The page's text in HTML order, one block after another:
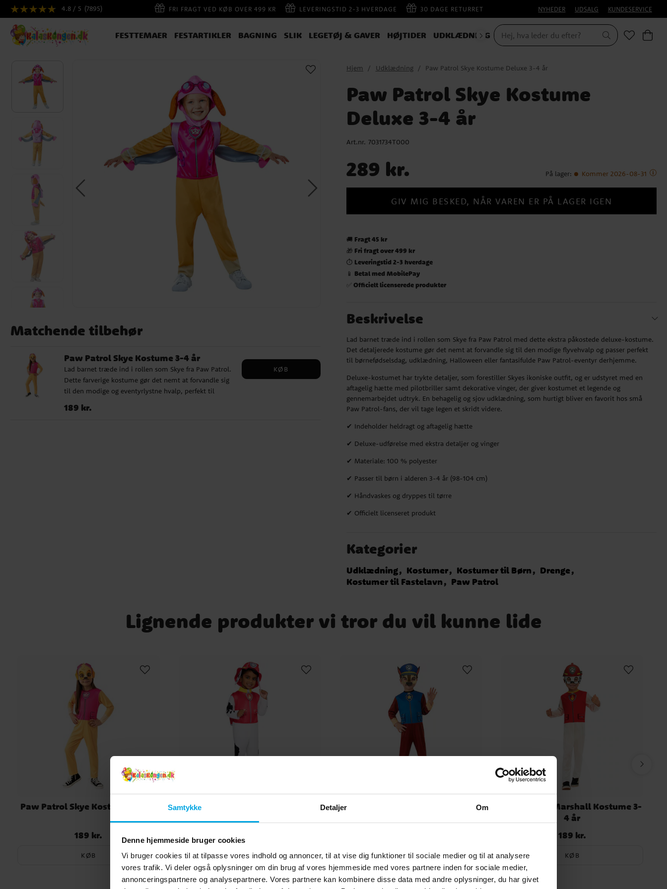
Samtykke Detaljer Om
Denne hjemmeside bruger cookies
Vi bruger cookies til at tilpasse vores indhold og annoncer, til at vise dig funktioner til sociale medier og til at analysere
vores trafik. Vi deler også oplysninger om din brug af vores hjemmeside med vores partnere inden for sociale medier,
annonceringspartnere og analysepartnere. Vores partnere kan kombinere disse data med andre oplysninger, du har givet
4.8 / 5 (7895) FRI FRAGT VED KØB OVER 499 KR LEVERINGSTID 2-3 HVERDAGE 30 DAGE RETURRET NYHEDER UDSALG KUNDESERVICE
FESTTEMAER FESTARTIKLER BAGNING SLIK LEGETØJ & GAVER HØJTIDER UDKLÆDNING
Matchende tilbehør
Paw Patrol Skye Kostume 3-4 år
Lad barnet træde ind i rollen som Skye fra Paw Patrol.
Dette farverige kostume gør det nemt at forvandle sig
til den modige og eventyrlystne hvalp, perfekt til
Paw Patrol-eventyr derhjemme. Kostumet har trykte
Pris: 189 kr.
189 kr.
KØB
Hjem Udklædning Paw Patrol Skye Kostume Deluxe 3-4 år
Paw Patrol Skye Kostume
Deluxe 3-4 år
Art.nr. 7031734T000
289 kr. På lager: Kommer 2026-08-31
GIV MIG BESKED, NÅR VAREN ER PÅ LAGER IGEN
🚚 Fragt 45 kr
🎁 Fri fragt over 499 kr
⏱️ Leveringstid 2-3 hverdage
📱 Betal med MobilePay
✅Officielt licenserede produkter
Beskrivelse
Lad barnet træde ind i rollen som Skye fra Paw Patrol med dette ekstra påkostede deluxe-kostume.
Det detaljerede kostume gør det nemt at forvandle sig til den modige flyvehvalp og passer perfekt
til børnefødselsdag, udklædning, Halloween eller fantasifulde Paw Patrol-eventyr derhjemme.
Deluxe-kostumet har trykte detaljer, som forestiller Skyes ikoniske outfit, og er udstyret med en
aftagelig hætte med pilotbriller samt dekorative vinger, der giver kostumet et legende og
gennemarbejdet udtryk. En behagelig og sjov udklædning, som hurtigt bliver en favorit hos små
Paw Patrol-fans, der vil tage legen et skridt videre.
✔ Indeholder heldragt og aftagelig hætte
✔ Deluxe-udførelse med ekstra detaljer og vinger
✔ Materiale: 100 % polyester
✔ Passer til børn i alderen 3-4 år (98-104 cm)
✔ Håndvaskes og dryppes til tørre
✔ Officielt licenseret produkt
Kategorier
Udklædning Kostumer Kostumer til Børn
Drenge
Kostumer til Fastelavn
Paw Patrol
Lignende produkter vi tror du vil kunne lide
Paw Patrol Skye Kostume 3-4 år
Pris:189 kr.
189 kr.
KØB
Paw Patrol Marshall Kostume
289 kr.
KØB
Paw Patrol Chase Kostume 3-4 år
KØB
Paw Patrol Marshall Kostume 3-
4 år
Pris:189 kr.
189 kr.
KØB